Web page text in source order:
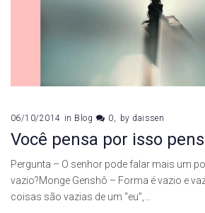
06/10/2014 in Blog 0 by daissen
Você pensa por isso
Pergunta – O senhor pode falar mais um
vazio?Monge Genshô – Forma é vazio e
coisas são vazias de um “eu”,…